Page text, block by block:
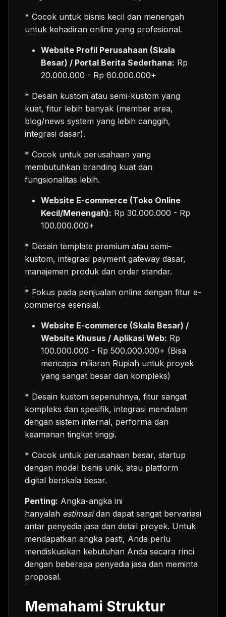
* Cocok untuk bisnis kecil dan menengah
untuk kehadiran online yang profesional.
Website Profil Perusahaan (Skala
Besar) / Portal Berita Sederhana: Rp
20.000.000 - Rp 60.000.000+
* Desain kustom atau semi-kustom yang
kuat, fitur lebih banyak (member area,
blog/news system yang lebih canggih,
integrasi dasar).
* Cocok untuk perusahaan yang
membutuhkan branding kuat dan
fungsionalitas lebih.
Website E-commerce (Toko Online
Kecil/Menengah): Rp 30.000.000 - Rp
100.000.000+
* Desain template premium atau semi-
kustom, integrasi payment gateway dasar,
manajemen produk dan order standar.
* Fokus pada penjualan online dengan fitur e-
commerce esensial.
Website E-commerce (Skala Besar) /
Website Khusus / Aplikasi Web: Rp
100.000.000 - Rp 500.000.000+ (Bisa
mencapai miliaran Rupiah untuk proyek
yang sangat besar dan kompleks)
* Desain kustom sepenuhnya, fitur sangat
kompleks dan spesifik, integrasi mendalam
dengan sistem internal, performa dan
keamanan tingkat tinggi.
* Cocok untuk perusahaan besar, startup
dengan model bisnis unik, atau platform
digital berskala besar.
Penting: Angka-angka ini
hanyalah estimasidan dapat sangat bervariasi
antar penyedia jasa dan detail proyek. Untuk
mendapatkan angka pasti, Anda perlu
mendiskusikan kebutuhan Anda secara rinci
dengan beberapa penyedia jasa dan meminta
proposal.
Memahami Struktur